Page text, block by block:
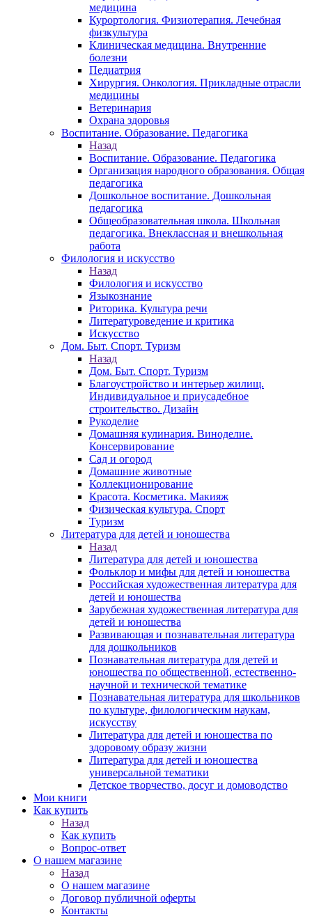
медицина
Курортология. Физиотерапия. Лечебная
физкультура
Клиническая медицина. Внутренние
болезни
Педиатрия
Хирургия. Онкология. Прикладные отрасли
медицины
Ветеринария
Охрана здоровья
Воспитание. Образование. Педагогика
Назад
Воспитание. Образование. Педагогика
Организация народного образования. Общая
педагогика
Дошкольное воспитание. Дошкольная
педагогика
Общеобразовательная школа. Школьная
педагогика. Внеклассная и внешкольная
работа
Филология и искусство
Назад
Филология и искусство
Языкознание
Риторика. Культура речи
Литературоведение и критика
Искусство
Дом. Быт. Спорт. Туризм
Назад
Дом. Быт. Спорт. Туризм
Благоустройство и интерьер жилищ.
Индивидуальное и приусадебное
строительство. Дизайн
Рукоделие
Домашняя кулинария. Виноделие.
Консервирование
Сад и огород
Домашние животные
Коллекционирование
Красота. Косметика. Макияж
Физическая культура. Спорт
Туризм
Литература для детей и юношества
Назад
Литература для детей и юношества
Фольклор и мифы для детей и юношества
Российская художественная литература для
детей и юношества
Зарубежная художественная литература для
детей и юношества
Развивающая и познавательная литература
для дошкольников
Познавательная литература для детей и
юношества по общественной, естественно-
научной и технической тематике
Познавательная литература для школьников
по культуре, филологическим наукам,
искусству
Литература для детей и юношества по
здоровому образу жизни
Литература для детей и юношества
универсальной тематики
Детское творчество, досуг и домоводство
Мои книги
Как купить
Назад
Как купить
Вопрос-ответ
О нашем магазине
Назад
О нашем магазине
Договор публичной оферты
Контакты